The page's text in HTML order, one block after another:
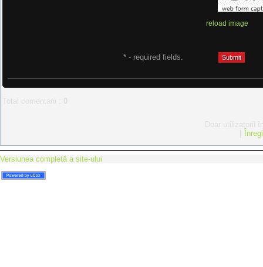
reload image
* - required fields.
Versiunea completă a site-ului